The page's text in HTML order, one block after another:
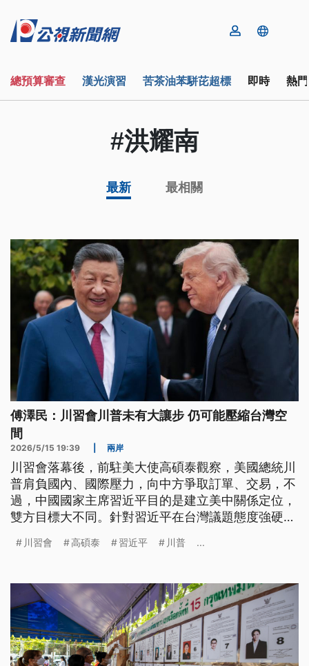
總預算審查 漢光演習 苦茶油苯駢芘超標 即時 熱
#洪耀南
最新 最相關
傅澤民：川習會川普未有大讓步 仍可能壓縮台灣空
間
2026/5/15 19:39 兩岸
川習會落幕後，前駐美大使高碩泰觀察，美國總統川
普肩負國內、國際壓力，向中方爭取訂單、交易，不
過，中國國家主席習近平目的是建立美中關係定位，
雙方目標大不同。針對習近平在台灣議題態度強硬示
重大讓步，不過要觀察後續的累積效應，可能壓縮台
川習會 高碩泰 習近平 川普 ...